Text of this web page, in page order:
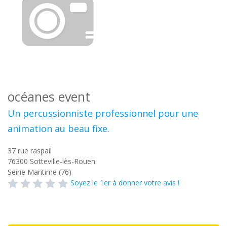
océanes event
Un percussionniste professionnel pour une
animation au beau fixe.
37 rue raspail
76300 Sotteville-lès-Rouen
Seine Maritime (76)
Soyez le 1er à donner votre avis !